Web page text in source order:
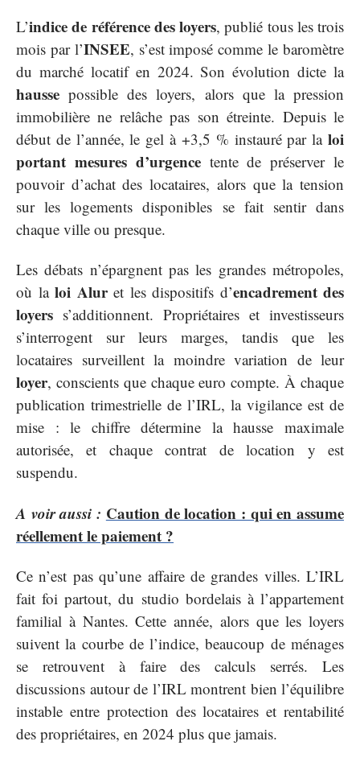
L’indice de référence des loyers, publié tous les trois
mois par l’INSEE, s’est imposé comme le baromètre
du marché locatif en 2024. Son évolution dicte la
hausse possible des loyers, alors que la pression
immobilière ne relâche pas son étreinte. Depuis le
début de l’année, le gel à +3,5 % instauré par la loi
portant mesures d’urgencetente de préserver le
pouvoir d’achat des locataires, alors que la tension
sur les logements disponibles se fait sentir dans
chaque ville ou presque.
Les débats n’épargnent pas les grandes métropoles,
où la loi Aluret les dispositifs d’encadrement des
loyers s’additionnent. Propriétaires et investisseurs
s’interrogent sur leurs marges, tandis que les
locataires surveillent la moindre variation de leur
loyer, conscients que chaque euro compte. À chaque
publication trimestrielle de l’IRL, la vigilance est de
mise : le chiffre détermine la hausse maximale
autorisée, et chaque contrat de location y est
suspendu.
A voir aussi : Caution de location : qui en assume
réellement le paiement ?
Ce n’est pas qu’une affaire de grandes villes. L’IRL
fait foi partout, du studio bordelais à l’appartement
familial à Nantes. Cette année, alors que les loyers
suivent la courbe de l’indice, beaucoup de ménages
se retrouvent à faire des calculs serrés. Les
discussions autour de l’IRL montrent bien l’équilibre
instable entre protection des locataires et rentabilité
des propriétaires, en 2024 plus que jamais.